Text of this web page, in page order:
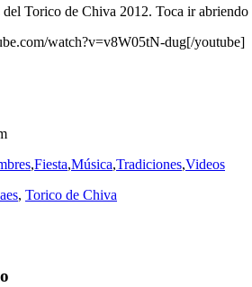
del Torico de Chiva 2012. Toca ir abriendo
watch?v=v8W05tN-dug[/youtube]
,Fiesta,Música,Tradiciones,Videos
, Torico de Chiva